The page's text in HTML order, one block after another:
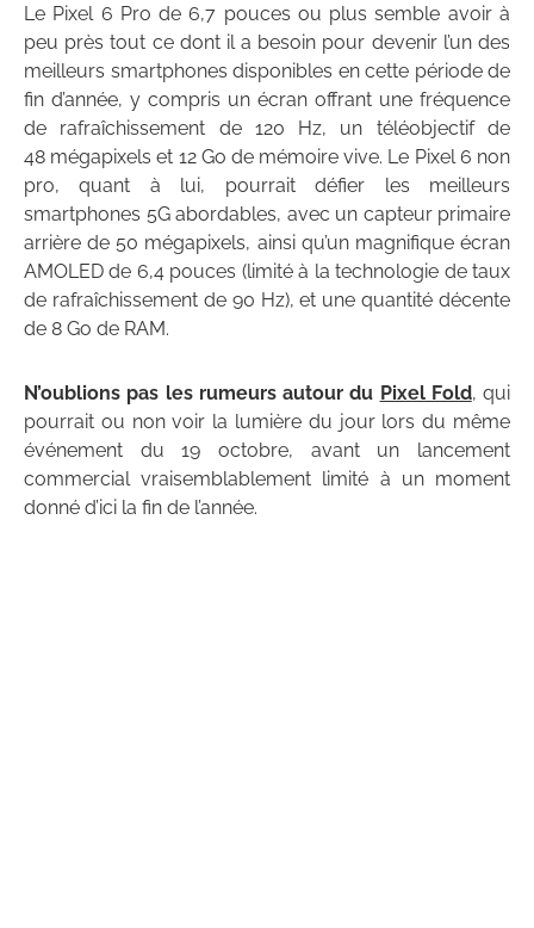
Le Pixel 6 Pro de 6,7 pouces ou plus semble avoir à
peu près tout ce dont il a besoin pour devenir l’un des
meilleurs smartphones disponibles en cette période de
fin d’année, y compris un écran offrant une fréquence
de rafraîchissement de 120 Hz, un téléobjectif de
48 mégapixels et 12 Go de mémoire vive. Le Pixel 6 non
pro, quant à lui, pourrait défier les meilleurs
smartphones 5G abordables, avec un capteur primaire
arrière de 50 mégapixels, ainsi qu’un magnifique écran
AMOLED de 6,4 pouces (limité à la technologie de taux
de rafraîchissement de 90 Hz), et une quantité décente
de 8 Go de RAM.
N’oublions pas les rumeurs autour du Pixel Fold, qui
pourrait ou non voir la lumière du jour lors du même
événement du 19 octobre, avant un lancement
commercial vraisemblablement limité à un moment
donné d’ici la fin de l’année.